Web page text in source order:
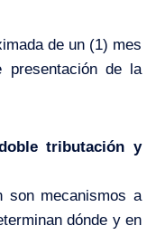
de un (1) mes
de la
tributación y
son mecanismos a
dónde y en